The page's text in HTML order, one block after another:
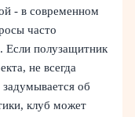
- в современном
часто
Если полузащитник
не всегда
об
клуб может